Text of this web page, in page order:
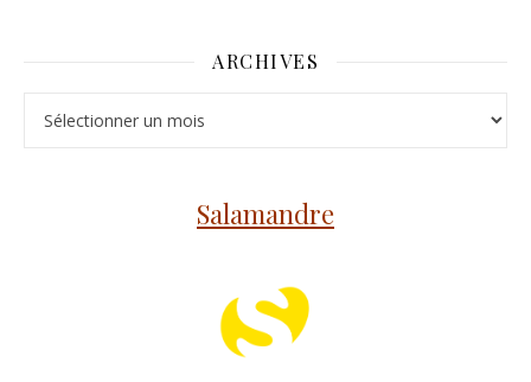
ARCHIVES
Salamandre